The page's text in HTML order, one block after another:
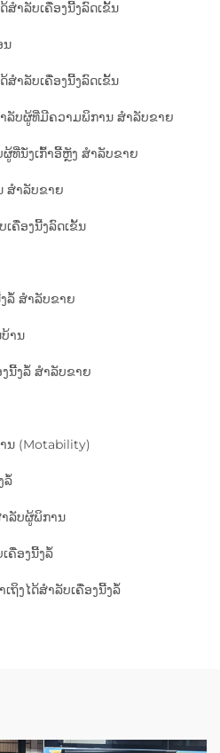
ສຳລັບເຄື່ອງນີ້ງລົດເຂັ້ນ
ນ
ສຳລັບເຄື່ອງນີ້ງລົດເຂັ້ນ
ລັບຜູ້ທີ່ມີຄວາມພິການ ສຳລັບຂາຍ
ທີ່ນັ່ງເກົ້າອີ້ຫຼັງ ສຳລັບຂາຍ
ສຳລັບຂາຍ
ເຄື່ອງນີ້ງລົດເຂັ້ນ
ລໍ້ ສຳລັບຂາຍ
ານ
ນີ້ງລໍ້ ສຳລັບຂາຍ
ນ (Motability)
ລໍ້
ຳລັບຜູ້ພິການ
ຄື່ອງນີ້ງລໍ້
ຖິງໄດ້ສຳລັບເຄື່ອງນີ້ງລໍ້